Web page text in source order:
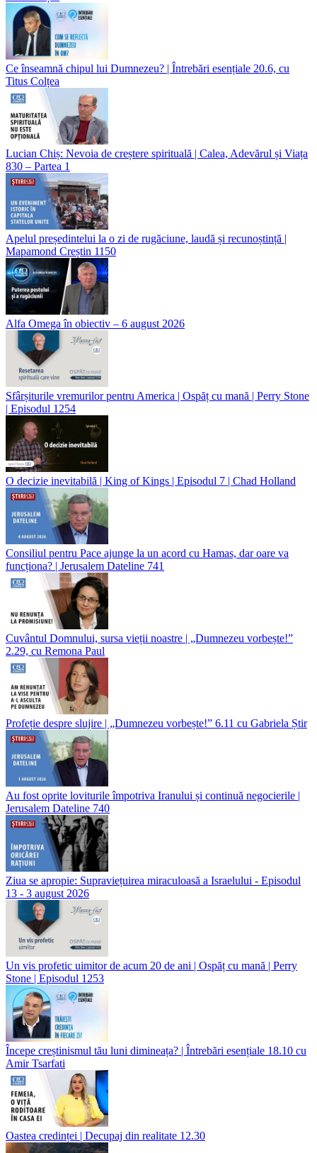
Ce înseamnă chipul lui Dumnezeu? | Întrebări esențiale 20.6, cu
Titus Colțea
Lucian Chiș: Nevoia de creștere spirituală | Calea, Adevărul și Viața
830 – Partea 1
Apelul președintelui la o zi de rugăciune, laudă și recunoștință |
Mapamond Creștin 1150
Alfa Omega în obiectiv – 6 august 2026
Sfârșiturile vremurilor pentru America | Ospăț cu mană | Perry Stone
| Episodul 1254
O decizie inevitabilă | King of Kings | Episodul 7 | Chad Holland
Consiliul pentru Pace ajunge la un acord cu Hamas, dar oare va
funcționa? | Jerusalem Dateline 741
Cuvântul Domnului, sursa vieții noastre | „Dumnezeu vorbește!”
2.29, cu Remona Paul
Profeție despre slujire | „Dumnezeu vorbește!” 6.11 cu Gabriela Știr
Au fost oprite loviturile împotriva Iranului și continuă negocierile |
Jerusalem Dateline 740
Ziua se apropie: Supraviețuirea miraculoasă a Israelului - Episodul
13 - 3 august 2026
Un vis profetic uimitor de acum 20 de ani | Ospăț cu mană | Perry
Stone | Episodul 1253
Începe creștinismul tău luni dimineața? | Întrebări esențiale 18.10 cu
Amir Tsarfati
Oastea credinței | Decupaj din realitate 12.30